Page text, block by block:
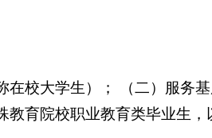
在校大学生）； （二）服
育院校职业教育类毕业生，